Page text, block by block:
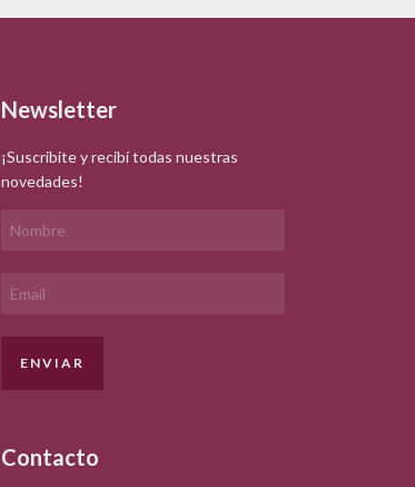
Newsletter
¡Suscribite y recibí todas nuestras
novedades!
Contacto